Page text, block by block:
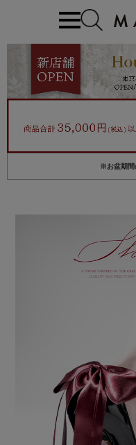
※お盆期間